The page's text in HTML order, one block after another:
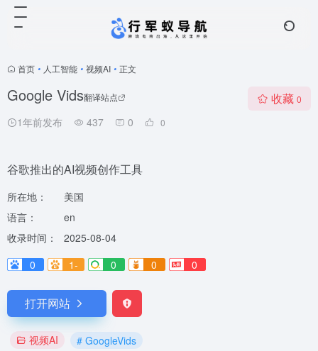
首页 • 人工智能 • 视频AI • 正文
Google Vids翻译站点
1年前发布 437 0 0
收藏 0
谷歌推出的AI视频创作工具
所在地：
美国
语言：
en
收录时间：
2025-08-04
0
1- 0 0 0
打开网站
视频AI # GoogleVids